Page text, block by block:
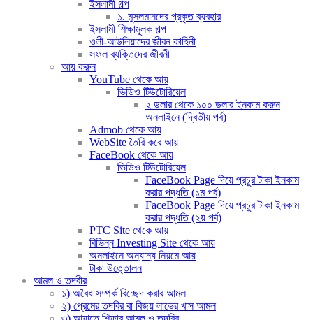
ইসলামী গল্প
১. মুসলমানদের প্রকৃত ব্যবহার
ইসলামী শিক্ষামূলক গল্প
ওলী-আউলিয়াদের জীবন কাহিনী
সফল ব্যক্তিদের জীবনী
আয় করুন
YouTube থেকে আয়
ভিডিও টিউটোরিয়েল
২ ডলার থেকে ১০০ ডলার ইনকাম করুন
অনলাইনে (দ্বিতীয় পর্ব)
Admob থেকে আয়
WebSite তৈরি করে আয়
FaceBook থেকে আয়
ভিডিও টিউটোরিয়েল
FaceBook Page দিয়ে প্রচুর টাকা ইনকাম
করার পদ্ধতি (১ম পর্ব)
FaceBook Page দিয়ে প্রচুর টাকা ইনকাম
করার পদ্ধতি (২য় পর্ব)
PTC Site থেকে আয়
বিভিন্ন Investing Site থেকে আয়
অনলাইনে অন্যান্য নিয়মে আয়
টাকা উত্তোলন
আমল ও তদবীর
১) অবৈধ সম্পর্ক বিচ্ছেদ করার আমল
২) প্রেমের তদবির বা বিজয় লাভের খাস আমল